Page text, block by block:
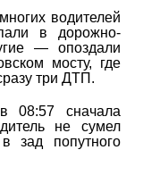
водителей
в дорожно-
— опоздали
мосту, где
три ДТП.
08:57 сначала
не сумел
зад попутного